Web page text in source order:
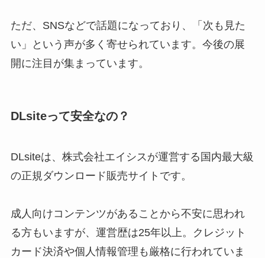
ただ、SNSなどで話題になっており、「次も見た
い」という声が多く寄せられています。今後の展
開に注目が集まっています。
DLsiteって安全なの？
DLsiteは、株式会社エイシスが運営する国内最大級
の正規ダウンロード販売サイトです。
成人向けコンテンツがあることから不安に思われ
る方もいますが、運営歴は25年以上。クレジット
カード決済や個人情報管理も厳格に行われていま